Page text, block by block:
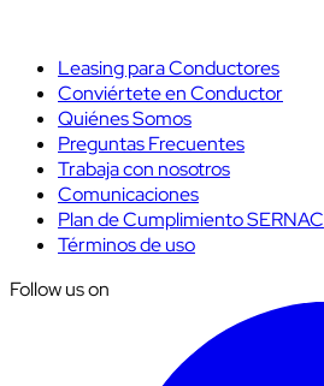
Leasing para Conductores
Conviértete en Conductor
Quiénes Somos
Preguntas Frecuentes
Trabaja con nosotros
Comunicaciones
Plan de Cumplimiento SERNAC
Términos de uso
Follow us on